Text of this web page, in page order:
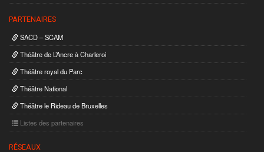
PARTENAIRES
SACD – SCAM
Théâtre de L’Ancre à Charleroi
Théâtre royal du Parc
Théâtre National
Théâtre le Rideau de Bruxelles
Listes des partenaires
RÉSEAUX